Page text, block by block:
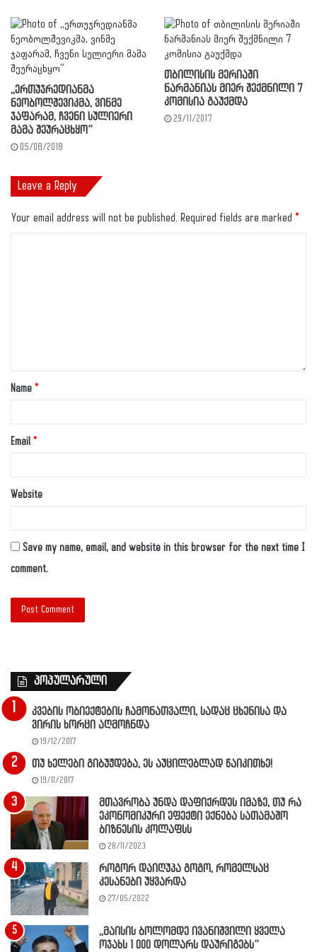
,,ერთუჯრედიანმა
ნეობოლშევიკმა, ვინმე
ჯაფარამ, ჩვენი სულიერი
მამა შეურაცხყო”
05/08/2018
თბილისის მერიაში
ნარმანიას მიერ შექმნილი 7
კომისია გაუქმდა
29/11/2017
Leave a Reply
Your email address will not be published. Required fields are marked *
Name *
Email *
Website
Save my name, email, and website in this browser for the next time I
comment.
პოპულარული
კვების ობიექტების ჩამონათვალი, სადაც ცხენისა და
ვირის ხორცი აღმოჩნდა
19/12/2017
თუ ხელები გიბუჟდება, ეს აუცილებლად წაიკითხე!
19/11/2017
მთავრობა უნდა დაფიქრდეს იმაზე, თუ რა
ეკონომიკური ეფექტი ექნება სათამაშო
ბიზნესის კოლაფსს
28/11/2023
როგორ დაიღუპა გოგო, რომელსაც
კესანები უყვარდა
27/05/2022
,,მაისის ბოლომდე ივანიშვილი ყველა
ოჯახს 1 000 დოლარს დაურიგებს”